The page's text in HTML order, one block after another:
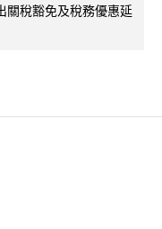
關稅豁免及稅務優惠延